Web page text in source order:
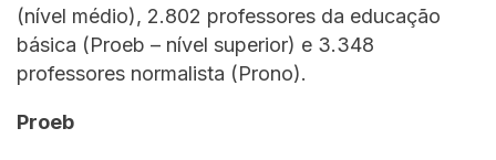
(nível médio), 2.802 professores da educação
básica (Proeb – nível superior) e 3.348
professores normalista (Prono).
Proeb